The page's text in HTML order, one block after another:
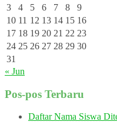
3
4 5 6 7 8
9
10 11 12 13 14 15 16
17 18 19 20 21 22 23
24 25 26 27 28 29 30
31
« Jun
Pos-pos Terbaru
Daftar Nama Siswa